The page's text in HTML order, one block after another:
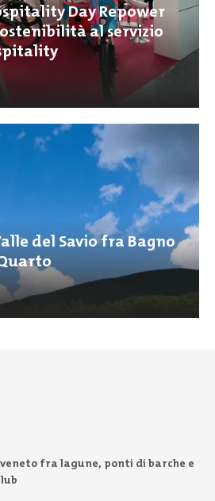
Day Repower
al servizio
del Savio fra Bagno
fra lagune, ponti di barche e